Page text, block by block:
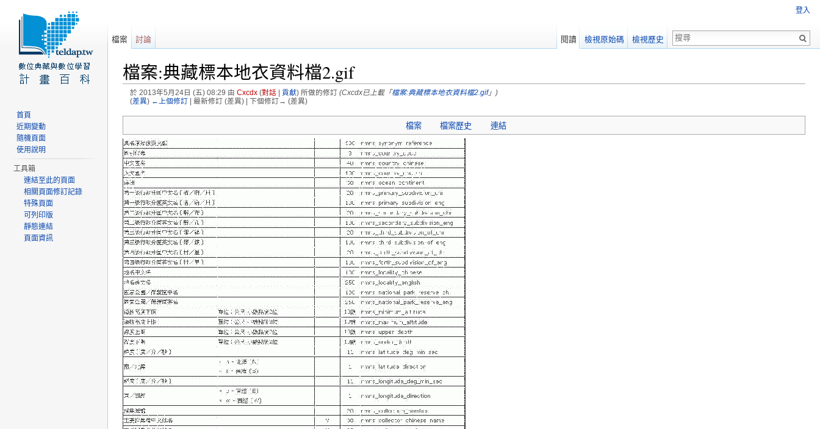
檔案:典藏標本地衣資料檔2.gif
於 2013年5月24日 (五) 08:29 由 Cxcdx(對話| 貢獻)所做的修訂 (Cxcdx已上載「檔案:典藏標本地衣資料檔2.gif」)
(差異) ←上個修訂| 最新修訂 (差異) | 下個修訂→ (差異)
檔案 檔案歷史 連結
登入
檔案 討論 閱讀 檢視原始碼 檢視歷史
首頁
近期變動
隨機頁面
使用說明
工具箱
連結至此的頁面
相關頁面修訂記錄
特殊頁面
可列印版
靜態連結
頁面資訊